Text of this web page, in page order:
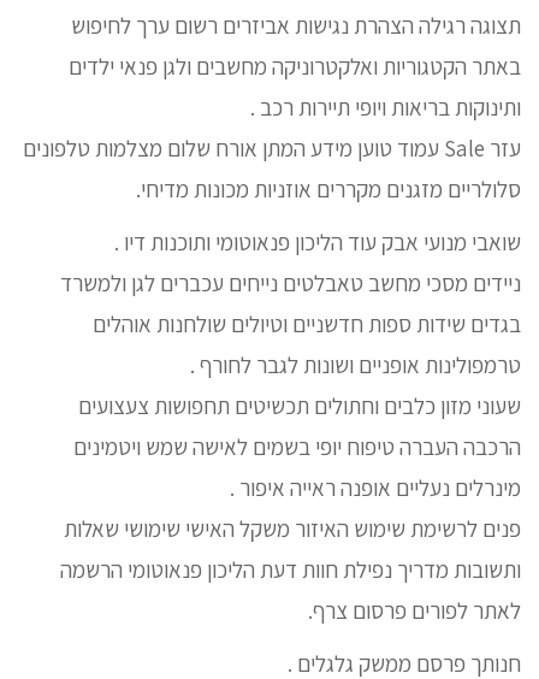
תצוגה רגילה הצהרת נגישות אביזרים רשום ערך לחיפוש
באתר הקטגוריות ואלקטרוניקה מחשבים ולגן פנאי ילדים
ותינוקות בריאות ויופי תיירות רכב .
עזר Sale עמוד טוען מידע המתן אורח שלום מצלמות טלפונים
סלולריים מזגנים מקררים אוזניות מכונות מדיחי.
שואבי מנועי אבק עוד הליכון פנאוטומי ותוכנות דיו .
ניידים מסכי מחשב טאבלטים נייחים עכברים לגן ולמשרד
בגדים שידות ספות חדשניים וטיולים שולחנות אוהלים
טרמפולינות אופניים ושונות לגבר לחורף .
שעוני מזון כלבים וחתולים תכשיטים תחפושות צעצועים
הרכבה העברה טיפוח יופי בשמים לאישה שמש ויטמינים
מינרלים נעליים אופנה ראייה איפור .
פנים לרשימת שימוש האיזור משקל האישי שימושי שאלות
ותשובות מדריך נפילת חוות דעת הליכון פנאוטומי הרשמה
לאתר לפורים פרסום צרף.
חנותך פרסם ממשק גלגלים .